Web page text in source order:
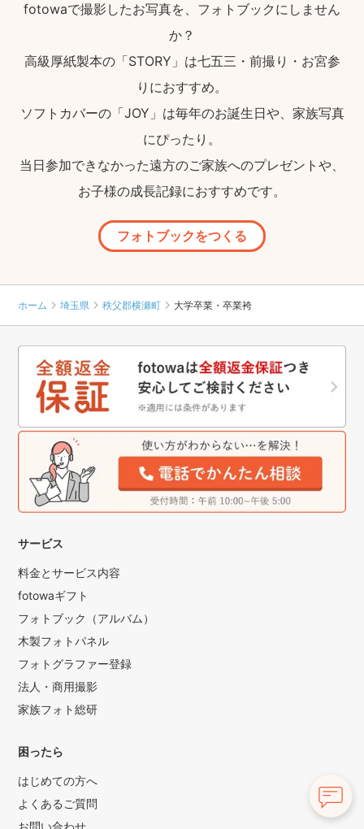
fotowaで撮影したお写真を、フォトブックにしません
か？
高級厚紙製本の「STORY」は七五三・前撮り・お宮参
りにおすすめ。
ソフトカバーの「JOY」は毎年のお誕生日や、家族写真
にぴったり。
当日参加できなかった遠方のご家族へのプレゼントや、
お子様の成長記録におすすめです。
フォトブックをつくる
ホーム 埼玉県 秩父郡横瀬町 大学卒業・卒業袴
サービス
料金とサービス内容
fotowaギフト
フォトブック（アルバム）
木製フォトパネル
フォトグラファー登録
法人・商用撮影
家族フォト総研
困ったら
はじめての方へ
よくあるご質問
お問い合わせ